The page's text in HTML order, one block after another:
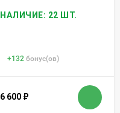
НАЛИЧИЕ: 22 ШТ.
+132 бонус(ов)
6 600 ₽